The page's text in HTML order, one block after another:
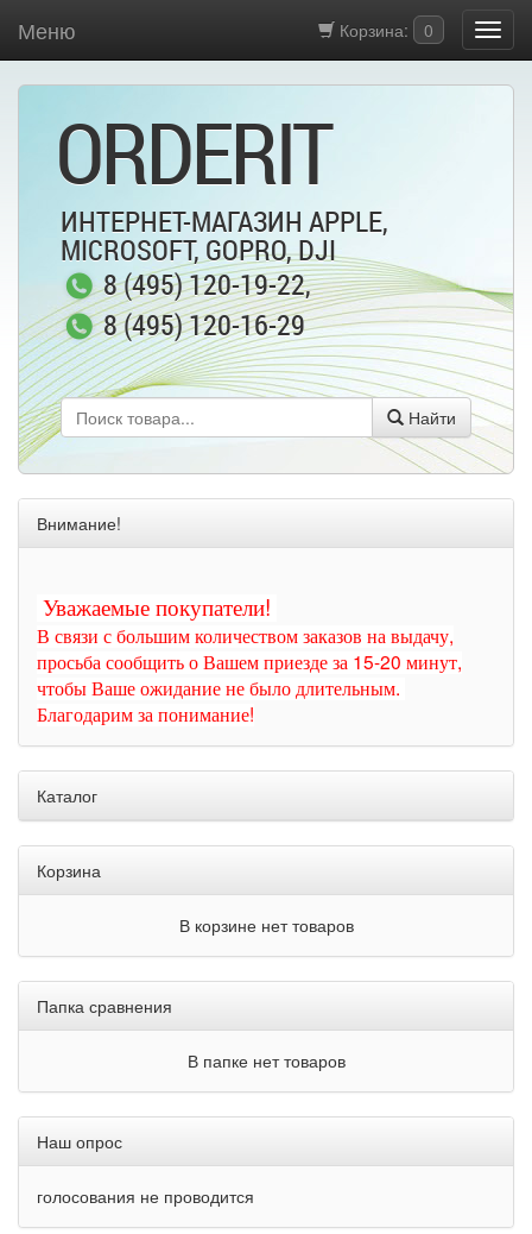
Корзина: 0
Меню
ORDERIT
ИНТЕРНЕТ-МАГАЗИН APPLE,
MICROSOFT, GOPRO, DJI
8 (495) 120-19-22,
8 (495) 120-16-29
Найти
Внимание!
Уважаемые покупатели!
В связи с большим количеством заказов на выдачу,
просьба сообщить о Вашем приезде за 15-20 минут,
чтобы Ваше ожидание не было длительным.
Благодарим за понимание!
Каталог
Корзина
В корзине нет товаров
Папка сравнения
В папке нет товаров
Наш опрос
голосования не проводится